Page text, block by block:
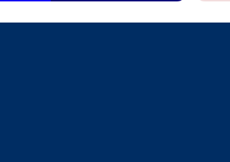
or enter in your device settings. Once